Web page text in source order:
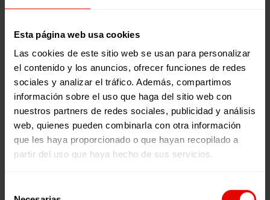
Esta página web usa cookies
Las cookies de este sitio web se usan para personalizar
el contenido y los anuncios, ofrecer funciones de redes
sociales y analizar el tráfico. Además, compartimos
información sobre el uso que haga del sitio web con
nuestros partners de redes sociales, publicidad y análisis
web, quienes pueden combinarla con otra información
que les haya proporcionado o que hayan recopilado a
partir del uso que haya hecho de sus servicios.
:
i
República
Centreafricana
1 Minut 1
Pregunta :
Camerun i
República
Centreafricana
TIEMPO DE
LECTURA: < 1
MINUTO
La República
Centreafricana
LEER MÁS